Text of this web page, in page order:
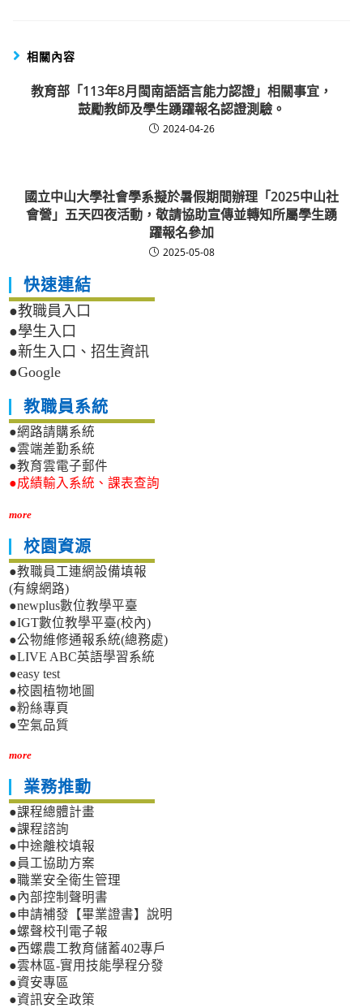
相關內容
教育部「113年8月閩南語語言能力認證」相關事宜，
鼓勵教師及學生踴躍報名認證測驗。
2024-04-26
國立中山大學社會學系擬於暑假期間辦理「2025中山社
會營」五天四夜活動，敬請協助宣傳並轉知所屬學生踴
躍報名參加
2025-05-08
快速連結
●教職員入口
●學生入口
●新生入口、招生資訊
●Google
教職員系統
●網路請購系統
●雲端差勤系統
●教育雲電子郵件
●成績輸入系統、課表查詢
more
校園資源
●教職員工連網設備填報
(有線網路)
●newplus數位教學平臺
●IGT數位教學平臺(校內)
●公物維修通報系統(總務處)
●LIVE ABC英語學習系統
●easy test
●校園植物地圖
●粉絲專頁
●空氣品質
more
業務推動
●課程總體計畫
●課程諮詢
●中途離校填報
●員工協助方案
●職業安全衛生管理
●內部控制聲明書
●申請補發【畢業證書】說明
●螺聲校刊電子報
●西螺農工教育儲蓄402專戶
●雲林區-實用技能學程分發
●資安專區
●資訊安全政策